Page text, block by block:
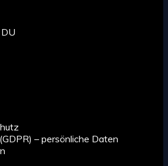
– persönliche Daten